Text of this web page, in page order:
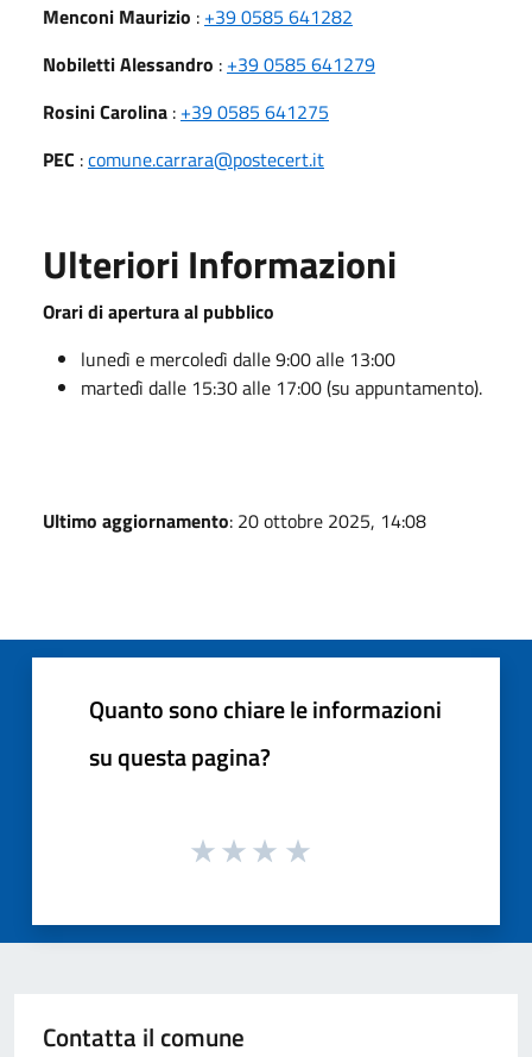
Menconi Maurizio : +39 0585 641282
Nobiletti Alessandro : +39 0585 641279
Rosini Carolina : +39 0585 641275
PEC :comune.carrara@postecert.it
Ulteriori Informazioni
Orari di apertura al pubblico
lunedì e mercoledì dalle 9:00 alle 13:00
martedì dalle 15:30 alle 17:00 (su appuntamento).
Ultimo aggiornamento: 20 ottobre 2025, 14:08
Quanto sono chiare le informazioni
su questa pagina?
Contatta il comune